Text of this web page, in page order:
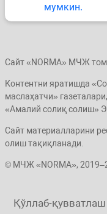
мумкин.
Сайт «NORMA» МЧЖ
Контентни яратишда
маслаҳатчи»
«Амалий солиқ солиш»
Сайт материалларини
олиш тақиқланади.
© МЧЖ «NORMA»,
Қўллаб-